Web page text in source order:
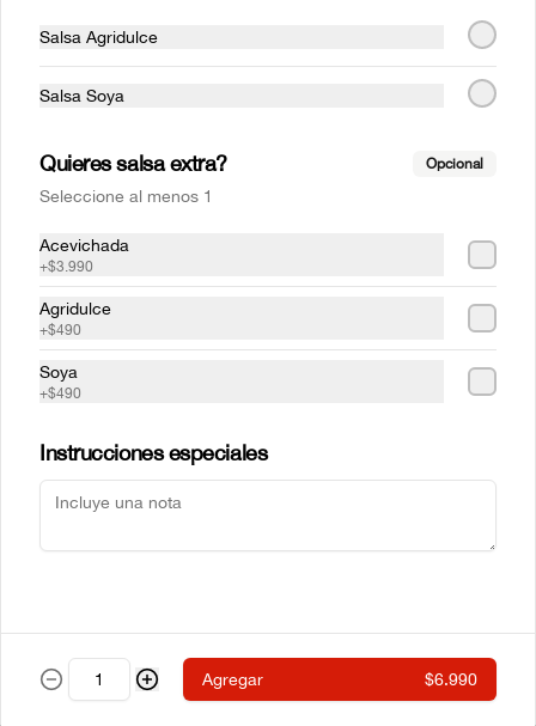
SALMON
Mr Sake
$5.990
Sake Crab Sake Ebi
Salsa Agridulce
Salsa Soya
Quieres salsa extra? Opcional
Seleccione al menos 1
Acevichada
+$3.990
Agridulce
+$490
Soya
+$490
Instrucciones especiales
Agregar $6.990